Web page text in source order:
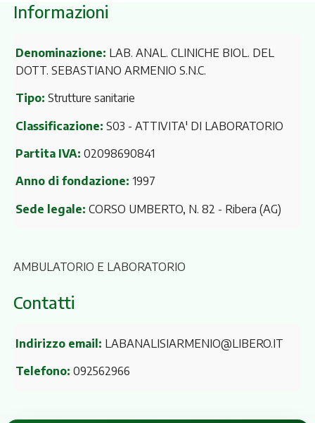
Informazioni
Denominazione: LAB. ANAL. CLINICHE BIOL. DEL
DOTT. SEBASTIANO ARMENIO S.N.C.
Tipo: Strutture sanitarie
Classificazione: S03 - ATTIVITA' DI LABORATORIO
Partita IVA: 02098690841
Anno di fondazione: 1997
Sede legale: CORSO UMBERTO, N. 82 - Ribera (AG)
AMBULATORIO E LABORATORIO
Contatti
Indirizzo email: LABANALISIARMENIO@LIBERO.IT
Telefono: 092562966